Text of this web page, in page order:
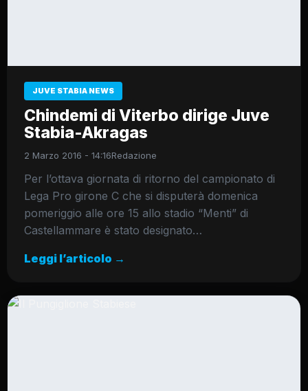
JUVE STABIA NEWS
Chindemi di Viterbo dirige Juve
Stabia-Akragas
2 Marzo 2016 - 14:16Redazione
Per l’ottava giornata di ritorno del campionato di
Lega Pro girone C che si disputerà domenica
pomeriggio alle ore 15 allo stadio “Menti” di
Castellammare è stato designato…
Leggi l’articolo →